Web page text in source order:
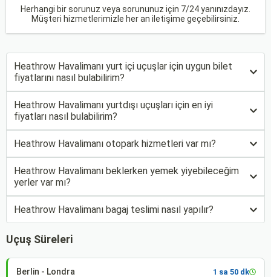
Herhangi bir sorunuz veya sorununuz için 7/24 yanınızdayız.
Müşteri hizmetlerimizle her an iletişime geçebilirsiniz.
Heathrow Havalimanı yurt içi uçuşlar için uygun bilet
fiyatlarını nasıl bulabilirim?
Heathrow Havalimanı yurtdışı uçuşları için en iyi
fiyatları nasıl bulabilirim?
Heathrow Havalimanı otopark hizmetleri var mı?
Heathrow Havalimanı beklerken yemek yiyebileceğim
yerler var mı?
Heathrow Havalimanı bagaj teslimi nasıl yapılır?
Uçuş Süreleri
Berlin - Londra 1 sa 50 dk